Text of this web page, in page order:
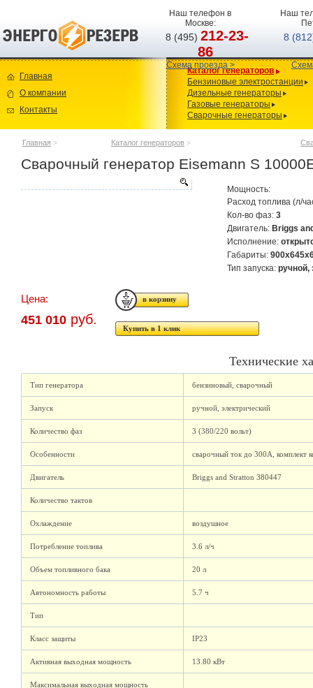
Наш телефон в
Москве:
8 (495)212-23-
86
Схема проезда >
Наш
8
Главная
О компании
Контакты
Каталог генераторов
Бензиновые электростанции
Дизельные генераторы
Газовые генераторы
Сварочные генераторы
Главная > Каталог генераторов >
Сварочный генератор Eisemann S
Мощность:
Расход топлива (л/
Кол-во фаз: 3
Двигатель: Briggs
Исполнение:
Габариты:
Тип запуска: ручной,
Цена:
451 010 руб.
Купить в 1 клик
Технические
Тип генератора бензиновый, сварочный
Запуск ручной, электрический
Количество фаз 3 (380/220 вольт)
Особенности сварочный ток до 300А, комплект
Двигатель Briggs and Stratton 380447
Количество тактов
Охлаждение воздушное
Потребление топлива 3.6 л/ч
Объем топливного бака 20 л
Автономность работы 5.7 ч
Тип
Класс защиты IP23
Активная выходная мощность 13.80 кВт
Максимальная выходная мощность